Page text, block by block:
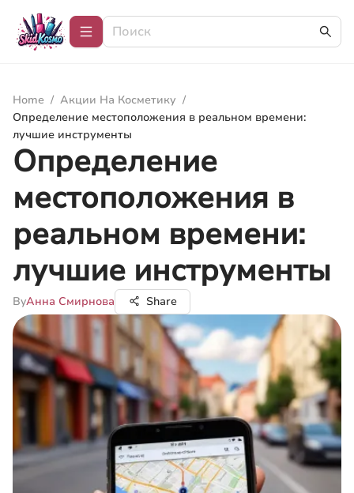
Home / Акции На Косметику /
Определение местоположения в реальном времени:
лучшие инструменты
Определение
местоположения в
реальном времени:
лучшие инструменты
ByАнна Смирнова Share